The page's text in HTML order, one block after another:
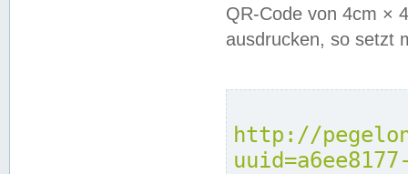
QR-Code von 4cm ×
ausdrucken, so setzt
http://